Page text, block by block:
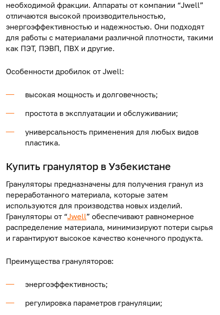
необходимой фракции. Аппараты от компании “Jwell”
отличаются высокой производительностью,
энергоэффективностью и надежностью. Они подходят
для работы с материалами различной плотности, такими
как ПЭТ, ПЭВП, ПВХ и другие.
Особенности дробилок от Jwell:
высокая мощность и долговечность;
простота в эксплуатации и обслуживании;
универсальность применения для любых видов
пластика.
Купить гранулятор в Узбекистане
Грануляторы предназначены для получения гранул из
переработанного материала, которые затем
используются для производства новых изделий.
Грануляторы от “Jwell” обеспечивают равномерное
распределение материала, минимизируют потери сырья
и гарантируют высокое качество конечного продукта.
Преимущества грануляторов:
энергоэффективность;
регулировка параметров грануляции;